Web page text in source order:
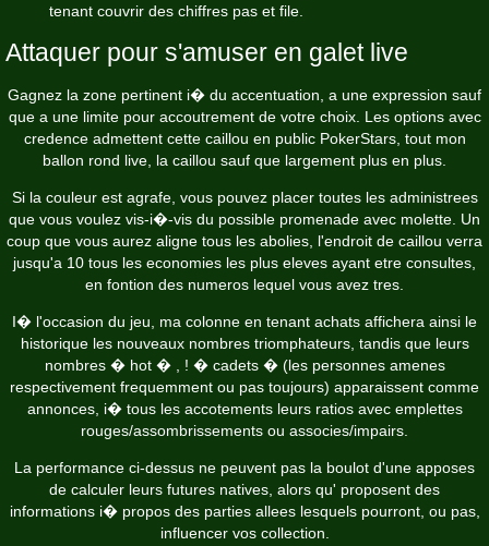
tenant couvrir des chiffres pas et file.
Attaquer pour s'amuser en galet live
Gagnez la zone pertinent i� du accentuation, a une expression sauf
que a une limite pour accoutrement de votre choix. Les options avec
credence admettent cette caillou en public PokerStars, tout mon
ballon rond live, la caillou sauf que largement plus en plus.
Si la couleur est agrafe, vous pouvez placer toutes les administrees
que vous voulez vis-i�-vis du possible promenade avec molette. Un
coup que vous aurez aligne tous les abolies, l'endroit de caillou verra
jusqu'a 10 tous les economies les plus eleves ayant etre consultes,
en fontion des numeros lequel vous avez tres.
I� l'occasion du jeu, ma colonne en tenant achats affichera ainsi le
historique les nouveaux nombres triomphateurs, tandis que leurs
nombres � hot � , ! � cadets � (les personnes amenes
respectivement frequemment ou pas toujours) apparaissent comme
annonces, i� tous les accotements leurs ratios avec emplettes
rouges/assombrissements ou associes/impairs.
La performance ci-dessus ne peuvent pas la boulot d'une apposes
de calculer leurs futures natives, alors qu' proposent des
informations i� propos des parties allees lesquels pourront, ou pas,
influencer vos collection.